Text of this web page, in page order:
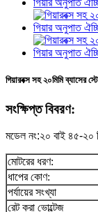
গিয়ারবক্স সহ ২০মিমি
সংক্ষিপ্ত বিবরণ:
মডেল নং:২০ বাই ৪৫-২০
মোটরের ধরণ:
ধাপের কোণ:
পর্যায়ের সংখ্যা
রেট করা ভোল্টেজ